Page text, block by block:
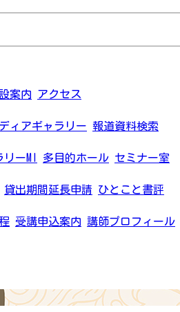
案内 アクセス
ィアギャラリー 報道資料検索
ーMI 多目的ホール セミナー室
貸出期間延長申請 ひとこと書評
受講申込案内 講師プロフィール